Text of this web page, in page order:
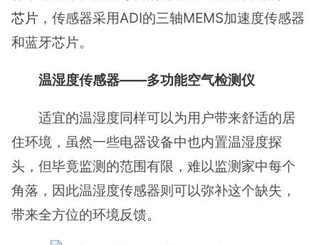
芯片 ，传感器采用ADI的三轴MEMS加速度传感器
和蓝牙芯片。
温湿度传感器——多功能空气检测仪
适宜的温湿度同样可以为用户带来舒适的居
住环境，虽然一些电器设备中也内置温湿度探
头，但毕竟监测的范围有限，难以监测家中每个
角落，因此温湿度传感器则可以弥补这个缺失，
带来全方位的环境反馈。